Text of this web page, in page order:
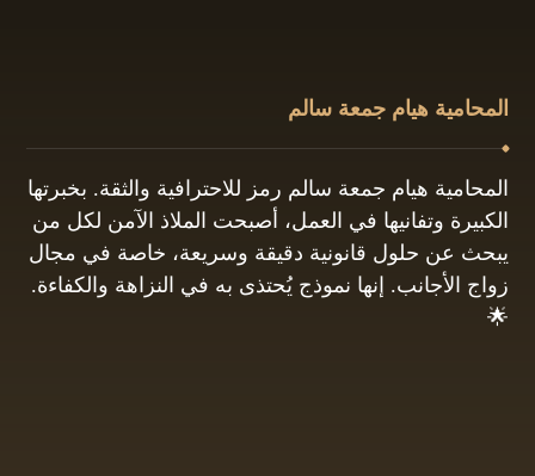
المحامية هيام جمعة سالم
المحامية هيام جمعة سالم رمز للاحترافية والثقة. بخبرتها
الكبيرة وتفانيها في العمل، أصبحت الملاذ الآمن لكل من
يبحث عن حلول قانونية دقيقة وسريعة، خاصة في مجال
زواج الأجانب. إنها نموذج يُحتذى به في النزاهة والكفاءة.
🌟